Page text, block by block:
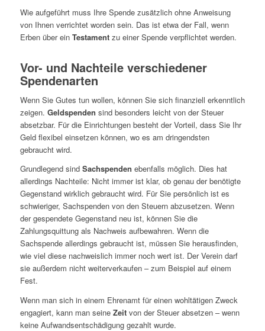
Wie aufgeführt muss Ihre Spende zusätzlich ohne Anweisung
von Ihnen verrichtet worden sein. Das ist etwa der Fall, wenn
Erben über ein Testamentzu einer Spende verpflichtet werden.
Vor- und Nachteile verschiedener
Spendenarten
Wenn Sie Gutes tun wollen, können Sie sich finanziell erkenntlich
zeigen. Geldspenden sind besonders leicht von der Steuer
absetzbar. Für die Einrichtungen besteht der Vorteil, dass Sie Ihr
Geld flexibel einsetzen können, wo es am dringendsten
gebraucht wird.
Grundlegend sind Sachspenden ebenfalls möglich. Dies hat
allerdings Nachteile: Nicht immer ist klar, ob genau der benötigte
Gegenstand wirklich gebraucht wird. Für Sie persönlich ist es
schwieriger, Sachspenden von den Steuern abzusetzen. Wenn
der gespendete Gegenstand neu ist, können Sie die
Zahlungsquittung als Nachweis aufbewahren. Wenn die
Sachspende allerdings gebraucht ist, müssen Sie herausfinden,
wie viel diese nachweislich immer noch wert ist. Der Verein darf
sie außerdem nicht weiterverkaufen ­– zum Beispiel auf einem
Fest.
Wenn man sich in einem Ehrenamt für einen wohltätigen Zweck
engagiert, kann man seine Zeitvon der Steuer absetzen – wenn
keine Aufwandsentschädigung gezahlt wurde.